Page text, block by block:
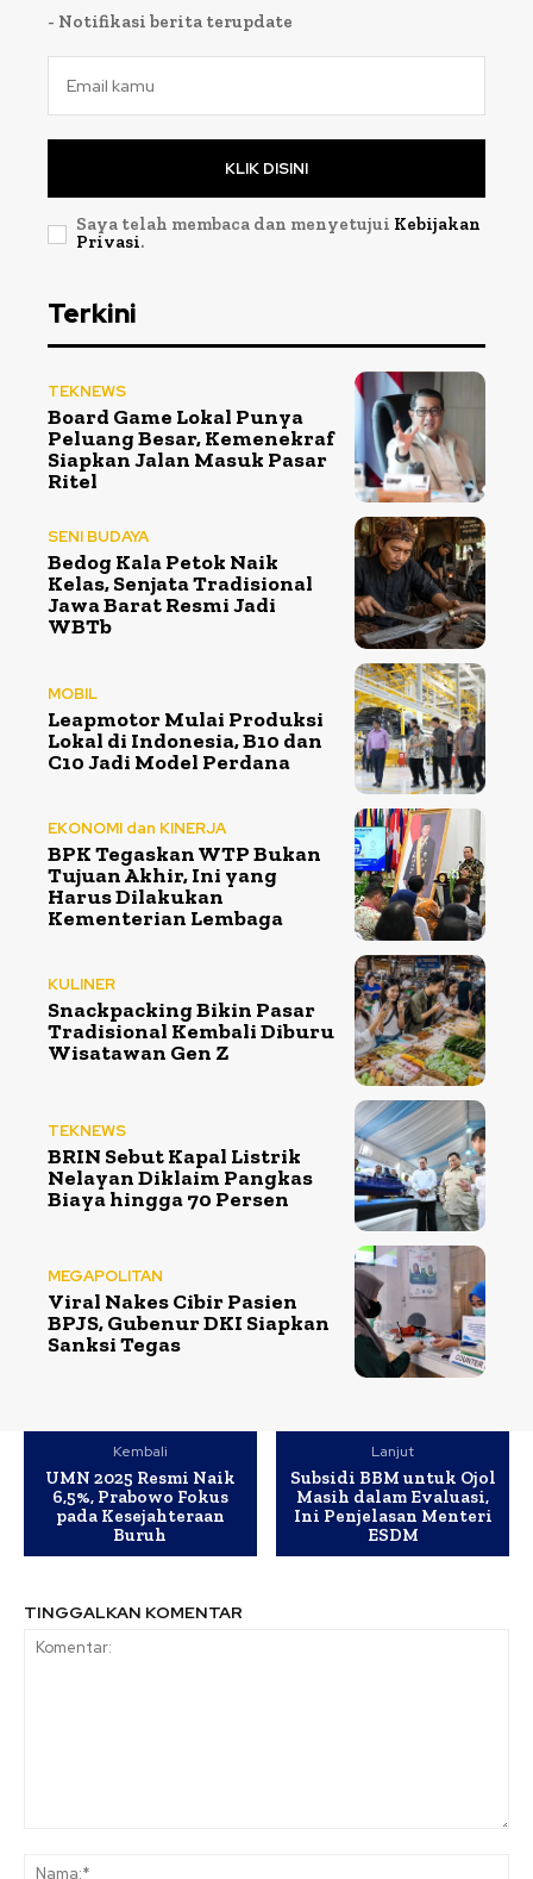
- Notifikasi berita terupdate
KLIK DISINI
Saya telah membaca dan menyetujui Kebijakan
Privasi.
Terkini
TEKNEWS
Board Game Lokal Punya
Peluang Besar, Kemenekraf
Siapkan Jalan Masuk Pasar
Ritel
SENI BUDAYA
Bedog Kala Petok Naik
Kelas, Senjata Tradisional
Jawa Barat Resmi Jadi
WBTb
MOBIL
Leapmotor Mulai Produksi
Lokal di Indonesia, B10 dan
C10 Jadi Model Perdana
EKONOMI dan KINERJA
BPK Tegaskan WTP Bukan
Tujuan Akhir, Ini yang
Harus Dilakukan
Kementerian Lembaga
KULINER
Snackpacking Bikin Pasar
Tradisional Kembali Diburu
Wisatawan Gen Z
TEKNEWS
BRIN Sebut Kapal Listrik
Nelayan Diklaim Pangkas
Biaya hingga 70 Persen
MEGAPOLITAN
Viral Nakes Cibir Pasien
BPJS, Gubenur DKI Siapkan
Sanksi Tegas
Kembali
UMN 2025 Resmi Naik
6,5%, Prabowo Fokus
pada Kesejahteraan
Buruh
Lanjut
Subsidi BBM untuk Ojol
Masih dalam Evaluasi,
Ini Penjelasan Menteri
ESDM
TINGGALKAN KOMENTAR